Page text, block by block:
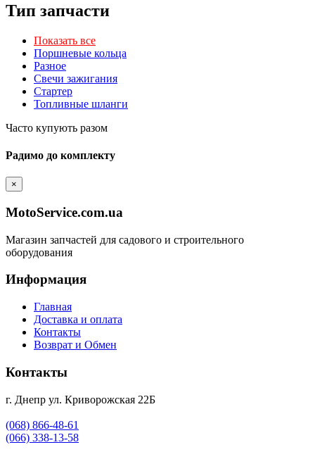
Тип запчасти
Показать все
Поршневые кольца
Разное
Свечи зажигания
Стартер
Топливные шланги
Часто купують разом
Радимо до комплекту
×
MotoService.com.ua
Магазин запчастей для садового и строительного
оборудования
Информация
Главная
Доставка и оплата
Контакты
Возврат и Обмен
Контакты
г. Днепр ул. Криворожская 22Б
(068) 866-48-61
(066) 338-13-58